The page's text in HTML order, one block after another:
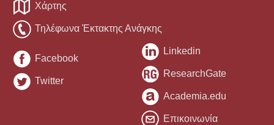
Χάρτης
Τηλέφωνα Έκτακτης Ανάγκης
Facebook
Twitter
Linkedin
ResearchGate
Academia.edu
Επικοινωνία